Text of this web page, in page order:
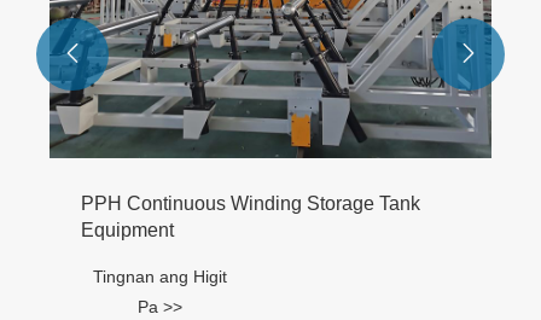
PPH Continuous Winding Storage Tank
Equipment
Tingnan ang Higit
Pa >>
 